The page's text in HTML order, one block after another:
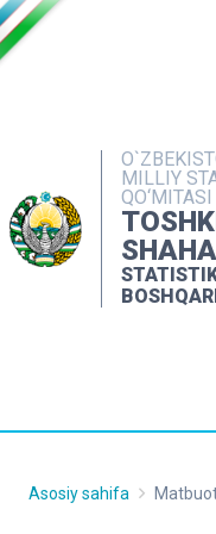
MILLIY
QO‘MITASI
Asosiy sahifa